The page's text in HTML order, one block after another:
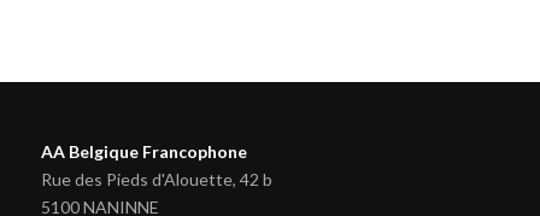
AA Belgique Francophone
Rue des Pieds d'Alouette, 42 b
5100 NANINNE